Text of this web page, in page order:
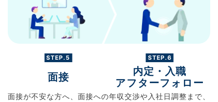
STEP.5
面接
面接が不安な方へ、 面接への
STEP.6
内定・入職
アフターフォロー
年収交渉や入社日調整まで、